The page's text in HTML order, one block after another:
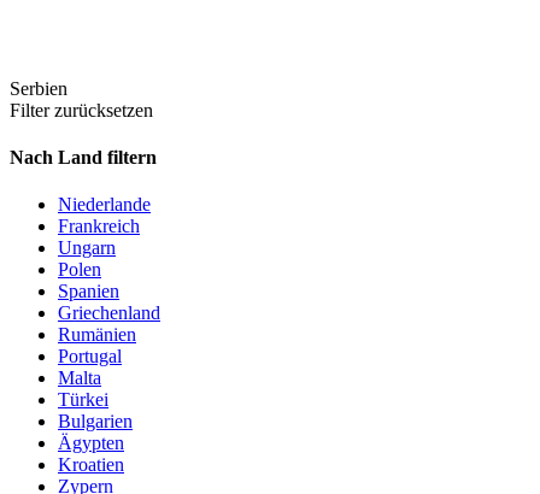
Serbien
Filter zurücksetzen
Nach Land filtern
Niederlande
Frankreich
Ungarn
Polen
Spanien
Griechenland
Rumänien
Portugal
Malta
Türkei
Bulgarien
Ägypten
Kroatien
Zypern